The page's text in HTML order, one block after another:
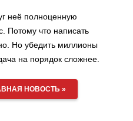
неё полноценную
Потому что написать
Но убедить миллионы
на порядок сложнее.
НОВОСТЬ »